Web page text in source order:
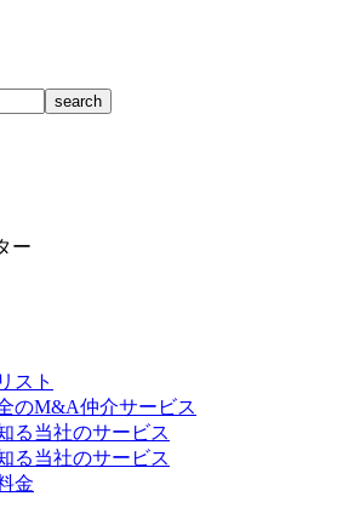
ー
スト
のM&A仲介サービス
る当社のサービス
る当社のサービス
金